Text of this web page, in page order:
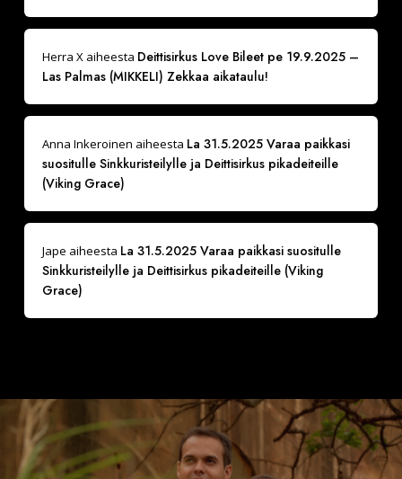
Herra Xaiheesta Deittisirkus Love Bileet pe 19.9.2025 –
Las Palmas (MIKKELI) Zekkaa aikataulu!
Anna Inkeroinen aiheesta La 31.5.2025 Varaa paikkasi
suositulle Sinkkuristeilylle ja Deittisirkus pikadeiteille
(Viking Grace)
Jape aiheesta La 31.5.2025 Varaa paikkasi suositulle
Sinkkuristeilylle ja Deittisirkus pikadeiteille (Viking
Grace)